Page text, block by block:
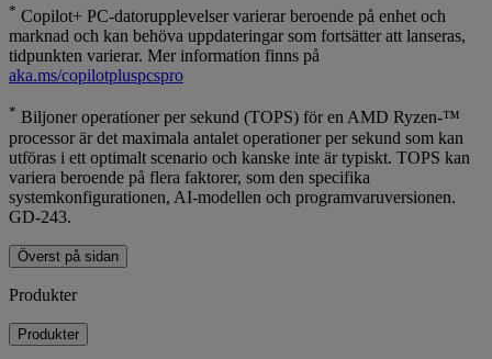
* Copilot+ PC-datorupplevelser varierar beroende på enhet och
marknad och kan behöva uppdateringar som fortsätter att lanseras,
tidpunkten varierar. Mer information finns på
aka.ms/copilotpluspcspro
* Biljoner operationer per sekund (TOPS) för en AMD Ryzen-™
processor är det maximala antalet operationer per sekund som kan
utföras i ett optimalt scenario och kanske inte är typiskt. TOPS kan
variera beroende på flera faktorer, som den specifika
systemkonfigurationen, AI-modellen och programvaruversionen.
GD-243.
Överst på sidan
Produkter
Produkter